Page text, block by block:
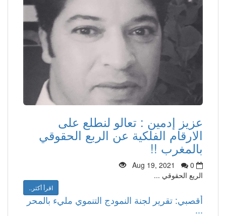
عزيز إدمين : تعالو لنطلع على
الارقام الفلكية عن الربع الحقوقي
بالمغرب !!
Aug 19, 2021
0
الريع الحقوقي ...
اقرأ أكثر..
أقصبي: تقرير لجنة النمودج التنموي مليء بالمحر